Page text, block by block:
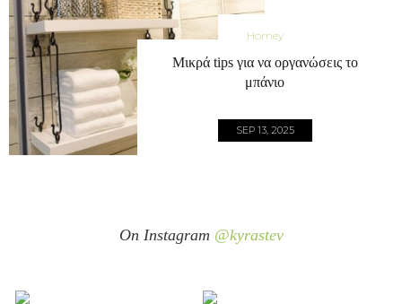
Homey
Μικρά tips για να οργανώσεις το
μπάνιο
SEP 13, 2025
On Instagram @kyrastev